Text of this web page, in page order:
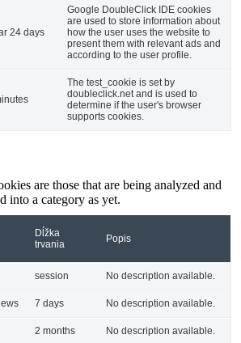
24 days
Google DoubleClick IDE cookies
are used to store information about
how the user uses the website to
present them with relevant ads and
according to the user profile.
The test_cookie is set by
doubleclick.net and is used to
determine if the user's browser
supports cookies.
are those that are being analyzed and
into a category as yet.
Dĺžka
trvania
Popis
session No description available.
7 days No description available.
2 months No description available.